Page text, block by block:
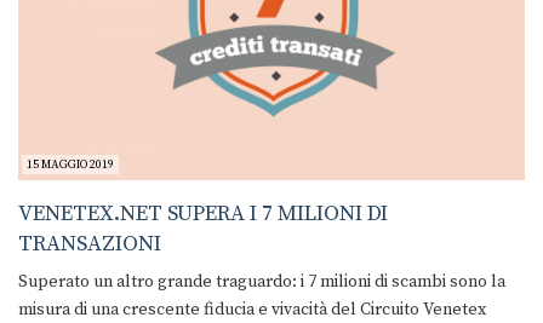
15 MAGGIO 2019
VENETEX.NET SUPERA I 7 MILIONI DI
TRANSAZIONI
Superato un altro grande traguardo: i 7 milioni di scambi sono la
misura di una crescente fiducia e vivacità del Circuito Venetex